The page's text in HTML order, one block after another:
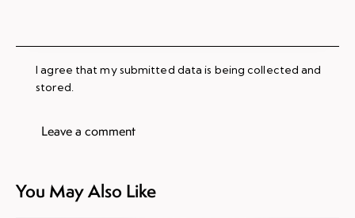
I agree that my submitted data is being collected and
stored.
You May Also Like